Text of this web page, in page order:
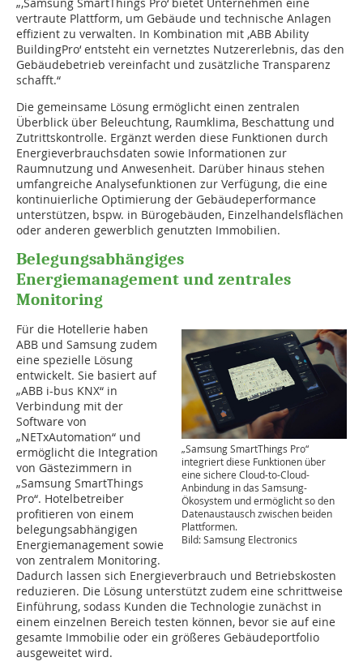
vertraute Plattform, um Gebäude und technische Anlagen
effizient zu verwalten. In Kombination mit ‚ABB Ability
BuildingPro‘ entsteht ein vernetztes Nutzererlebnis, das den
Gebäudebetrieb vereinfacht und zusätzliche Transparenz
schafft.“
Die gemeinsame Lösung ermöglicht einen zentralen
Überblick über Beleuchtung, Raumklima, Beschattung und
Zutrittskontrolle. Ergänzt werden diese Funktionen durch
Energieverbrauchsdaten sowie Informationen zur
Raumnutzung und Anwesenheit. Darüber hinaus stehen
umfangreiche Analysefunktionen zur Verfügung, die eine
kontinuierliche Optimierung der Gebäudeperformance
unterstützen, bspw. in Bürogebäuden, Einzelhandelsflächen
oder anderen gewerblich genutzten Immobilien.
Belegungsabhängiges
Energiemanagement und zentrales
Monitoring
„Samsung SmartThings Pro“
integriert diese Funktionen über
eine sichere Cloud-to-Cloud-
Anbindung in das Samsung-
Ökosystem und ermöglicht so den
Datenaustausch zwischen beiden
Plattformen.
Bild: Samsung Electronics
Für die Hotellerie haben
ABB und Samsung zudem
eine spezielle Lösung
entwickelt. Sie basiert auf
„ABB i-bus KNX“ in
Verbindung mit der
Software von
„NETxAutomation“ und
ermöglicht die Integration
von Gästezimmern in
„Samsung SmartThings
Pro“. Hotelbetreiber
profitieren von einem
belegungsabhängigen
Energiemanagement sowie
von zentralem Monitoring.
Dadurch lassen sich Energieverbrauch und Betriebskosten
reduzieren. Die Lösung unterstützt zudem eine schrittweise
Einführung, sodass Kunden die Technologie zunächst in
einem einzelnen Bereich testen können, bevor sie auf eine
gesamte Immobilie oder ein größeres Gebäudeportfolio
ausgeweitet wird.